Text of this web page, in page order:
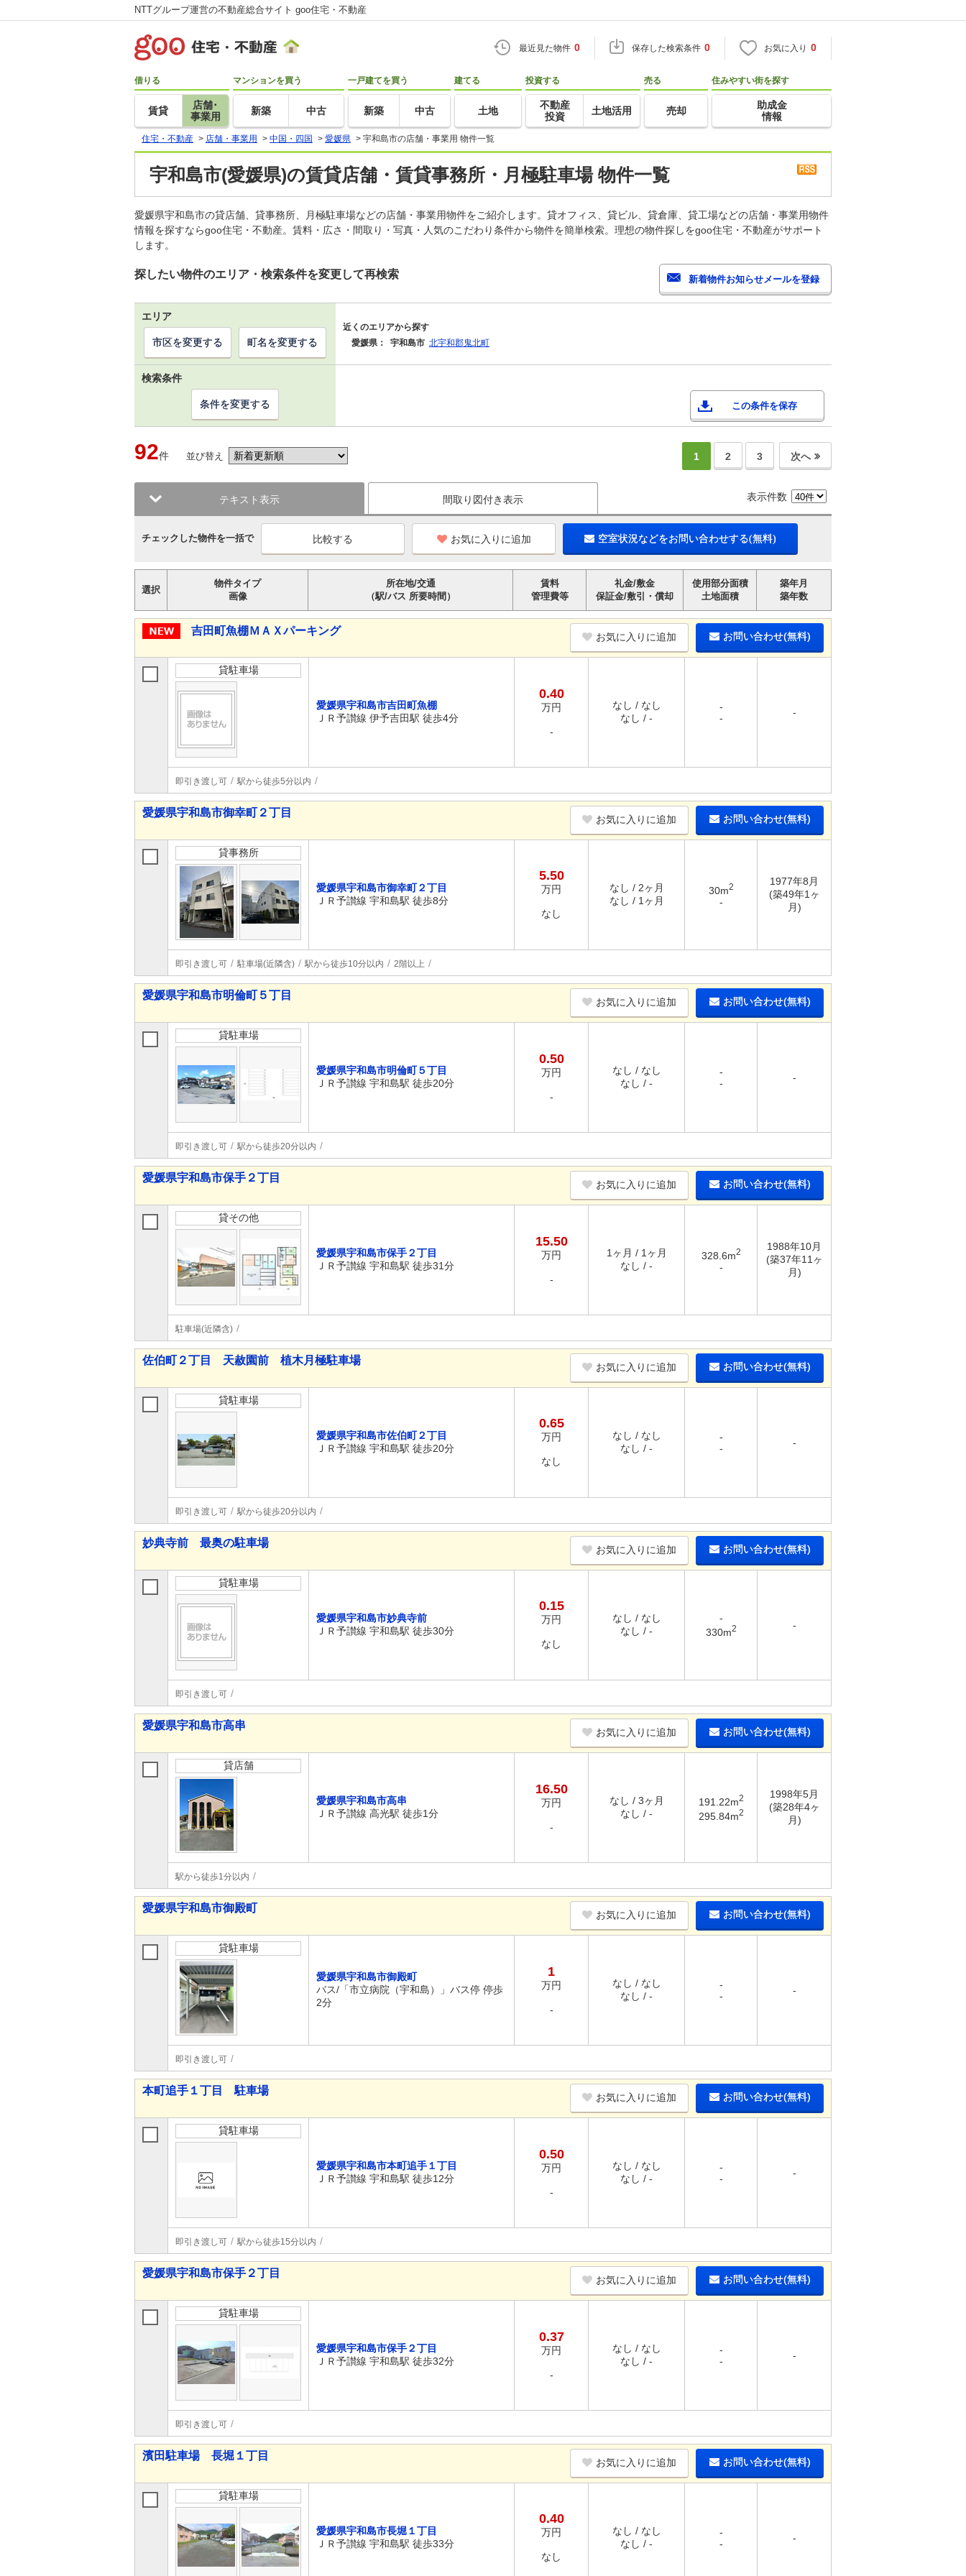
NTTグループ運営の不動産総合サイト goo住宅・不動産
最近見た物件 0 保存した検索条件 0 お気に入り 0
借りる
賃貸
店舗･
事業用
マンションを買う
新築 中古
一戸建てを買う
新築 中古
建てる
土地
投資する
不動産
投資
土地活用
売る
売却
住みやすい街を探す
助成金
情報
住宅・不動産 > 店舗・事業用 > 中国・四国 > 愛媛県 > 宇和島市の店舗・事業用 物件一覧
宇和島市(愛媛県)の賃貸店舗・賃貸事務所・月極駐車場 物件一覧
愛媛県宇和島市の貸店舗、貸事務所、月極駐車場などの店舗・事業用物件をご紹介します。貸オフィス、貸ビル、貸倉庫、貸工場などの店舗・事業用物件
情報を探すならgoo住宅・不動産。賃料・広さ・間取り・写真・人気のこだわり条件から物件を簡単検索。理想の物件探しをgoo住宅・不動産がサポート
します。
探したい物件のエリア・検索条件を変更して再検索
エリア
近くのエリアから探す
愛媛県：
宇和島市 北宇和郡鬼北町
市区を変更する 町名を変更する
検索条件
この条件を保存
条件を変更する
92件 並び替え 1 2 3 次へ
テキスト表示 間取り図付き表示 表示件数
チェックした物件を一括で お気に入りに追加 空室状況などをお問い合わせする(無料)
選択
物件タイプ
画像
所在地/交通
（駅/バス 所要時間）
賃料
管理費等
礼金/敷金
保証金/敷引・償却
使用部分面積
土地面積
築年月
築年数
吉田町魚棚ＭＡＸパーキング お気に入りに追加 お問い合わせ(無料)
貸駐車場
愛媛県宇和島市吉田町魚棚
ＪＲ予讃線 伊予吉田駅 徒歩4分
0.40
万円
-
なし / なし
なし / -
-
-
-
即引き渡し可 駅から徒歩5分以内
愛媛県宇和島市御幸町２丁目
お気に入りに追加 お問い合わせ(無料)
貸事務所
愛媛県宇和島市御幸町２丁目
ＪＲ予讃線 宇和島駅 徒歩8分
5.50
万円
なし
なし / 2ヶ月
なし / 1ヶ月
30m2
-
1977年8月
(築49年1ヶ
月)
即引き渡し可 駐車場(近隣含) 駅から徒歩10分以内 2階以上
愛媛県宇和島市明倫町５丁目
お気に入りに追加 お問い合わせ(無料)
貸駐車場
愛媛県宇和島市明倫町５丁目
ＪＲ予讃線 宇和島駅 徒歩20分
0.50
万円
-
なし / なし
なし / -
-
-
-
即引き渡し可 駅から徒歩20分以内
愛媛県宇和島市保手２丁目
お気に入りに追加 お問い合わせ(無料)
貸その他
愛媛県宇和島市保手２丁目
ＪＲ予讃線 宇和島駅 徒歩31分
15.50
万円
-
1ヶ月 / 1ヶ月
なし / -
328.6m2
-
1988年10月
(築37年11ヶ
月)
駐車場(近隣含)
佐伯町２丁目 天赦園前 植木月極駐車場
お気に入りに追加 お問い合わせ(無料)
貸駐車場
愛媛県宇和島市佐伯町２丁目
ＪＲ予讃線 宇和島駅 徒歩20分
0.65
万円
なし
なし / なし
なし / -
-
-
-
即引き渡し可 駅から徒歩20分以内
妙典寺前 最奥の駐車場
お気に入りに追加 お問い合わせ(無料)
貸駐車場
愛媛県宇和島市妙典寺前
ＪＲ予讃線 宇和島駅 徒歩30分
0.15
万円
なし
なし / なし
なし / -
-
330m2 -
即引き渡し可
愛媛県宇和島市高串
お気に入りに追加 お問い合わせ(無料)
貸店舗
愛媛県宇和島市高串
ＪＲ予讃線 高光駅 徒歩1分
16.50
万円
-
なし / 3ヶ月
なし / -
191.22m2
295.84m2
1998年5月
(築28年4ヶ
月)
駅から徒歩1分以内
愛媛県宇和島市御殿町
お気に入りに追加 お問い合わせ(無料)
貸駐車場
愛媛県宇和島市御殿町
バス/「市立病院（宇和島）」バス停 停歩
2分
1
万円
-
なし / なし
なし / -
-
-
-
即引き渡し可
本町追手１丁目 駐車場
お気に入りに追加 お問い合わせ(無料)
貸駐車場
愛媛県宇和島市本町追手１丁目
ＪＲ予讃線 宇和島駅 徒歩12分
0.50
万円
-
なし / なし
なし / -
-
-
-
即引き渡し可 駅から徒歩15分以内
愛媛県宇和島市保手２丁目
お気に入りに追加 お問い合わせ(無料)
貸駐車場
愛媛県宇和島市保手２丁目
ＪＲ予讃線 宇和島駅 徒歩32分
0.37
万円
-
なし / なし
なし / -
-
-
-
即引き渡し可
濱田駐車場 長堀１丁目
お気に入りに追加 お問い合わせ(無料)
貸駐車場
愛媛県宇和島市長堀１丁目
ＪＲ予讃線 宇和島駅 徒歩33分
0.40
万円
なし
なし / なし
なし / -
-
-
-